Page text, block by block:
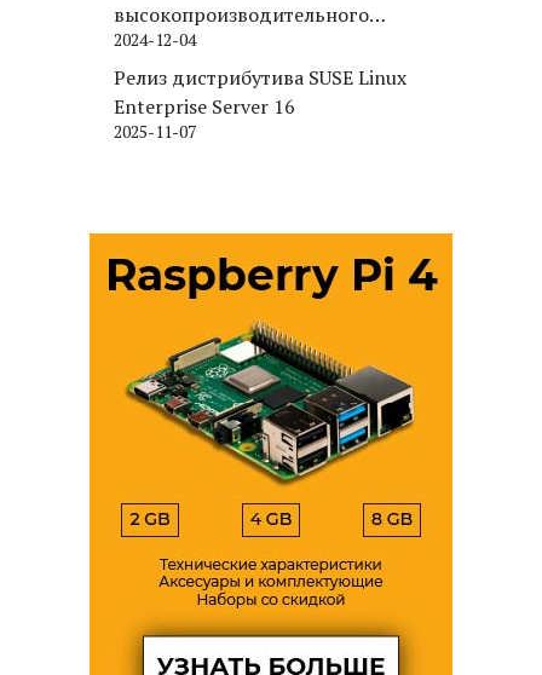
высокопроизводительного
движка хранения для PostgreSQL
2024-12-04
Релиз дистрибутива SUSE Linux
Enterprise Server 16
2025-11-07